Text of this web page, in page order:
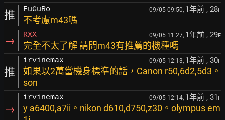
推 FuGuRo 09/05 09:50, 1年前 , 28F
不考慮m43嗎
→ RXX 09/05 11:27, 1年前 , 29F
完全不太了解 請問m43有推薦的機種嗎
推
irvinemax 09/05 12:13, 1年前 , 30F
如果以2萬當機身標準的話，Canon r50,6d2,5d3。
son
→
irvinemax 09/05 12:14, 1年前 , 31 F
y a6400,a7ii。nikon d610,d750,z30。olympus em